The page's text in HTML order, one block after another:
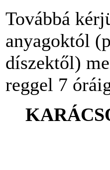
Továbbá
anyagoktól
díszektől)
reggel 7